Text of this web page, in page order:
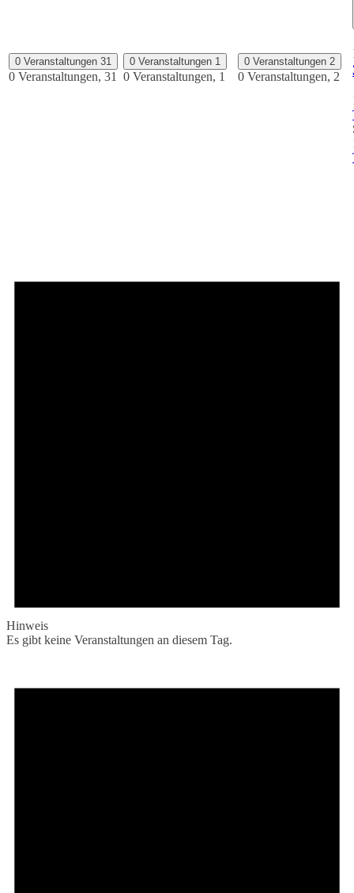
0 Veranstaltungen 31
0 Veranstaltungen, 31
0 Veranstaltungen 1
0 Veranstaltungen, 1
0 Veranstaltungen 2
0 Veranstaltungen, 2
Hinweis
Es gibt keine Veranstaltungen an diesem Tag.